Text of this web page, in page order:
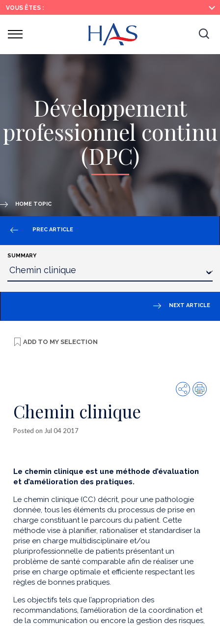
Search
Main
Menu
Main
Content
VOUS ÊTES :
Ouvrir
Développement
professionnel continu
(DPC)
HOME TOPIC
PREC ARTICLE
SUMMARY
NEXT ARTICLE
ADD TO MY SELECTION
Share
Chemin clinique
Posted on Jul 04 2017
Le chemin clinique est une méthode d’évaluation
et d’amélioration des pratiques.
Le chemin clinique (CC) décrit, pour une pathologie
donnée, tous les éléments du processus de prise en
charge constituant le parcours du patient. Cette
méthode vise à planifier, rationaliser et standardiser la
prise en charge multidisciplinaire et/ou
pluriprofessionnelle de patients présentant un
problème de santé comparable afin de réaliser une
prise en charge optimale et efficiente respectant les
règles de bonnes pratiques.
Les objectifs tels que l’appropriation des
recommandations, l’amélioration de la coordination et
de la communication ou encore la gestion des risques,